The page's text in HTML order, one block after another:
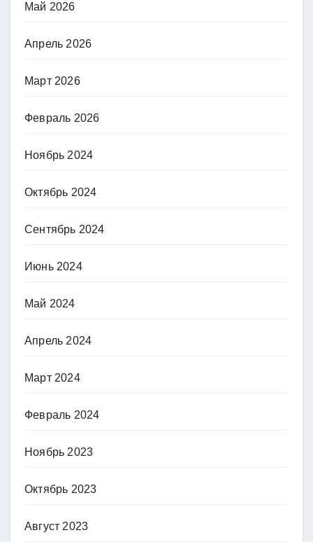
Май 2026
Апрель 2026
Март 2026
Февраль 2026
Ноябрь 2024
Октябрь 2024
Сентябрь 2024
Июнь 2024
Май 2024
Апрель 2024
Март 2024
Февраль 2024
Ноябрь 2023
Октябрь 2023
Август 2023